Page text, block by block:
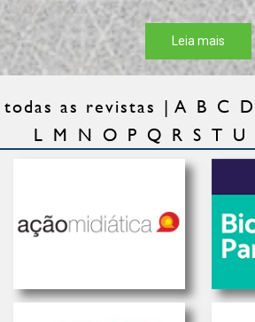
Leia mais
todas as revistas A B C D
L M N O P Q R S T U